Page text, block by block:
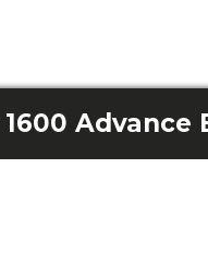
Advance